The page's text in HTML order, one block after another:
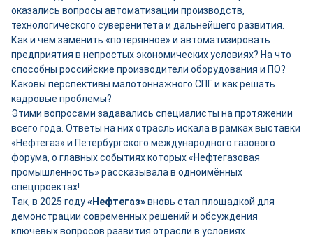
оказались вопросы автоматизации производств,
технологического суверенитета и дальнейшего развития.
Как и чем заменить «потерянное» и автоматизировать
предприятия в непростых экономических условиях? На что
способны российские производители оборудования и ПО?
Каковы перспективы малотоннажного СПГ и как решать
кадровые проблемы?
Этими вопросами задавались специалисты на протяжении
всего года. Ответы на них отрасль искала в рамках выставки
«Нефтегаз» и Петербургского международного газового
форума, о главных событиях которых «Нефтегазовая
промышленность» рассказывала в одноимённых
спецпроектах!
Так, в 2025 году«Нефтегаз»вновь стал площадкой для
демонстрации современных решений и обсуждения
ключевых вопросов развития отрасли в условиях